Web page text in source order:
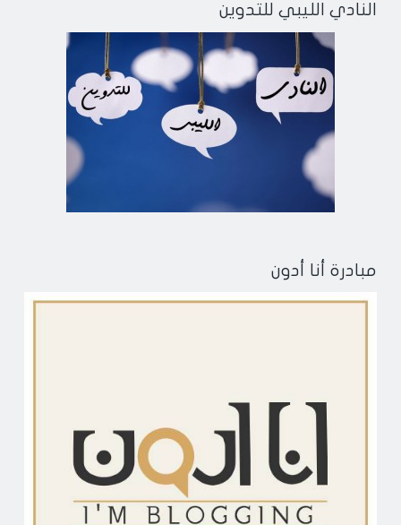
النادي الليبي للتدوين
مبادرة أنا أدون